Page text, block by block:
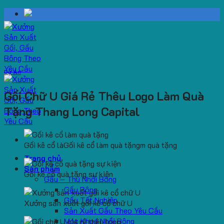
Skip
to
content
Trang chủ
Sản phẩm
Gấu – Thú Nhồi Bông
Gấu Bông
Gấu Tốt Nghiệp
Sản Xuất Gấu Theo Yêu Cầu
Móc Khoá Nhồi Bông
Dự Án
Gối Chữ U Giá Rẻ Thêu Logo Làm Quà
Tặng Thang Long Capital
Gối kê cổ làGối kê cổ làm quà tặngm quà tặng
Gối kê cổ quà tặng sự kiện
Xưởng sản xuất gối kê cổ chữ U